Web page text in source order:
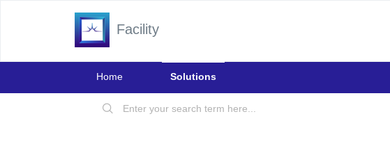
Facility
Home Solutions